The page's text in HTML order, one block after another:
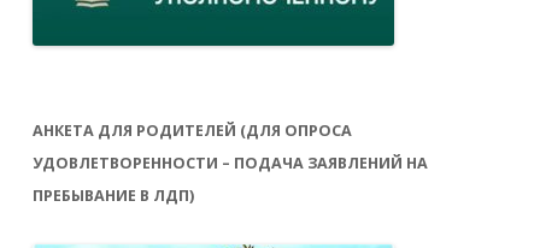
АНКЕТА ДЛЯ РОДИТЕЛЕЙ (ДЛЯ ОПРОСА
УДОВЛЕТВОРЕННОСТИ – ПОДАЧА ЗАЯВЛЕНИЙ НА
ПРЕБЫВАНИЕ В ЛДП)